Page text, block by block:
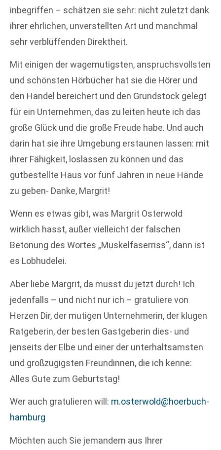
inbegriffen – schätzen sie sehr: nicht zuletzt dank
ihrer ehrlichen, unverstellten Art und manchmal
sehr verblüffenden Direktheit.
Mit einigen der wagemutigsten, anspruchsvollsten
und schönsten Hörbücher hat sie die Hörer und
den Handel bereichert und den Grundstock gelegt
für ein Unternehmen, das zu leiten heute ich das
große Glück und die große Freude habe. Und auch
darin hat sie ihre Umgebung erstaunen lassen: mit
ihrer Fähigkeit, loslassen zu können und das
gutbestellte Haus vor fünf Jahren in neue Hände
zu geben- Danke, Margrit!
Wenn es etwas gibt, was Margrit Osterwold
wirklich hasst, außer vielleicht der falschen
Betonung des Wortes „Mụskelfaserriss“, dann ist
es Lobhudelei.
Aber liebe Margrit, da musst du jetzt durch! Ich
jedenfalls – und nicht nur ich – gratuliere von
Herzen Dir, der mutigen Unternehmerin, der klugen
Ratgeberin, der besten Gastgeberin dies- und
jenseits der Elbe und einer der unterhaltsamsten
und großzügigsten Freundinnen, die ich kenne:
Alles Gute zum Geburtstag!
Wer auch gratulieren will: m.osterwold@hoerbuch-
hamburg
Möchten auch Sie jemandem aus Ihrer